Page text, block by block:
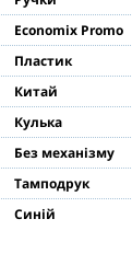
Economix Promo
Пластик
Китай
Кулька
Без механізму
Тамподрук
Синій